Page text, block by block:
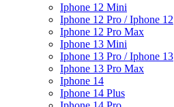
Iphone 12 Mini
Iphone 12 Pro / Iphone 12
Iphone 12 Pro Max
Iphone 13 Mini
Iphone 13 Pro / Iphone 13
Iphone 13 Pro Max
Iphone 14
Iphone 14 Plus